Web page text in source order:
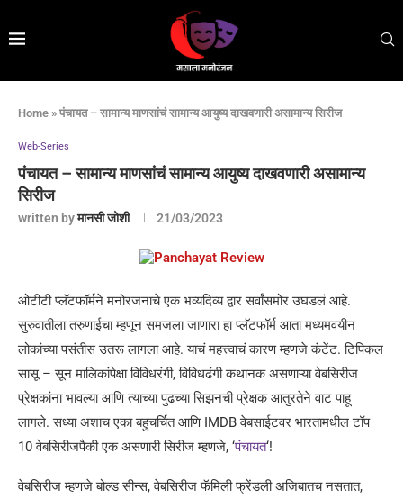
Home » पंचायत – सामान्य माणसांचं सामान्य आयुष्य दाखवणारी असामान्य सिरीज
Web-Series
पंचायत – सामान्य माणसांचं सामान्य आयुष्य दाखवणारी असामान्य
सिरीज
written byमानसी जोशी 21/03/2023
ओटीटी प्लॅटफॉर्मने मनोरंजनाचे एक भव्यदिव्य द्वार सर्वांसमोर उघडलं आहे.
सुरुवातीला तरुणाईचा म्हणून समजला जाणारा हा प्लॅटफॉर्म आता मध्यमवयीन
लोकांच्या पसंतीस उतरू लागला आहे. याचं महत्त्वाचं कारण म्हणजे कंटेंट. टिपिकल
सासू – सून मालिकांपेक्षा विविधरंगी, विविधढंगी कथानक असणाऱ्या वेबसिरीज
प्रेक्षकांना भावल्या आणि त्याच्या पुढच्या सिझनची प्रेक्षक आतुरतेने वाट पाहू
लागले. सध्या अशाच एका बहुचर्चित आणि IMDB वेबसाईटवर भारतामधील टॉप
10 वेबसिरीजपैकी एक असणारी सिरीज म्हणजे, ‘पंचायत‘!
वेबसिरीज म्हणजे बोल्ड सीन्स, वेबसिरीज फॅमिली फ्रेंडली अजिबातच नसतात,